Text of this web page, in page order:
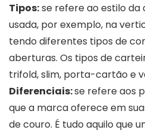
Tipos:se refere ao estilo
usada, por exemplo, na
tendo diferentes tipos de
aberturas. Os tipos de
trifold, slim, porta-cartão e
Diferenciais:se refere aos
que a marca oferece em
de couro. É tudo aquilo que